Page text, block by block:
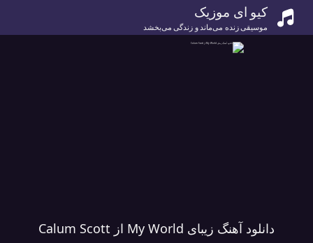
کیو ای موزیک
موسیقی زنده می‌ماند و زندگی می‌بخشد
دانلود آهنگ زیبای My World از Calum Scott